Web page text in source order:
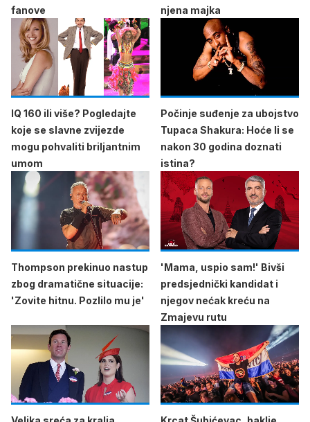
fanove
njena majka
IQ 160 ili više? Pogledajte
koje se slavne zvijezde
mogu pohvaliti briljantnim
umom
Počinje suđenje za ubojstvo
Tupaca Shakura: Hoće li se
nakon 30 godina doznati
istina?
Thompson prekinuo nastup
zbog dramatične situacije:
'Zovite hitnu. Pozlilo mu je'
'Mama, uspio sam!' Bivši
predsjednički kandidat i
njegov nećak kreću na
Zmajevu rutu